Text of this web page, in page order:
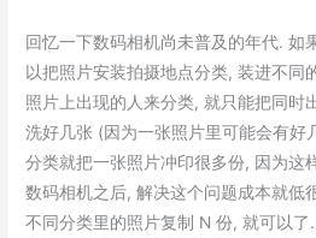
回忆一下数码相机尚未普及的年代. 如
以把照片安装拍摄地点分类, 装进不同
照片上出现的人来分类, 就只能把同时
洗好几张 (因为一张照片里可能会有好
分类就把一张照片冲印很多份, 因为这
数码相机之后, 解决这个问题成本就低
不同分类里的照片复制 N 份, 就可以